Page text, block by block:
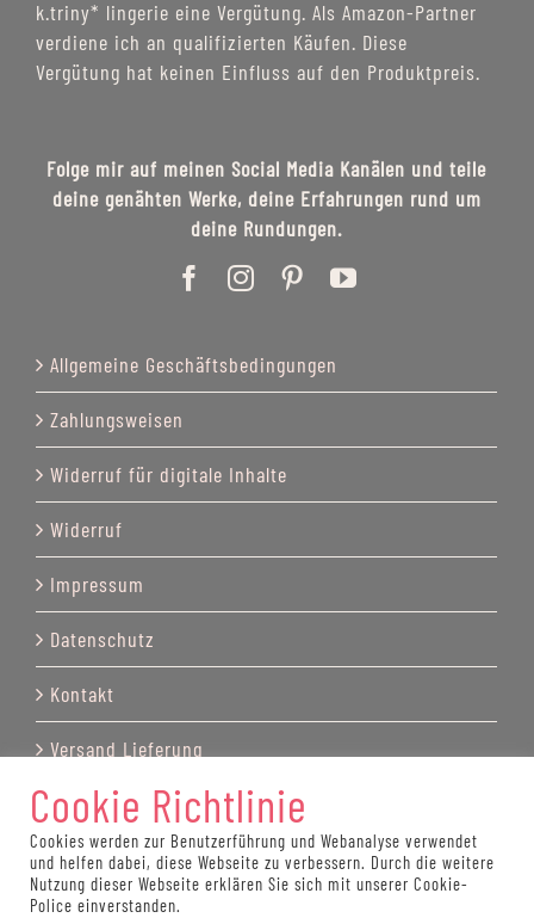
k.triny* lingerie eine Vergütung. Als Amazon-Partner
verdiene ich an qualifizierten Käufen. Diese
Vergütung hat keinen Einfluss auf den Produktpreis.
Folge mir auf meinen Social Media Kanälen und teile
deine genähten Werke, deine Erfahrungen rund um
deine Rundungen.
Allgemeine Geschäftsbedingungen
Zahlungsweisen
Widerruf für digitale Inhalte
Widerruf
Impressum
Datenschutz
Kontakt
Versand Lieferung
© Copyright by Katrin Recktenwald 2025
Cookie Richtlinie
Cookies werden zur Benutzerführung und Webanalyse verwendet
und helfen dabei, diese Webseite zu verbessern. Durch die weitere
Nutzung dieser Webseite erklären Sie sich mit unserer Cookie-
Police einverstanden.